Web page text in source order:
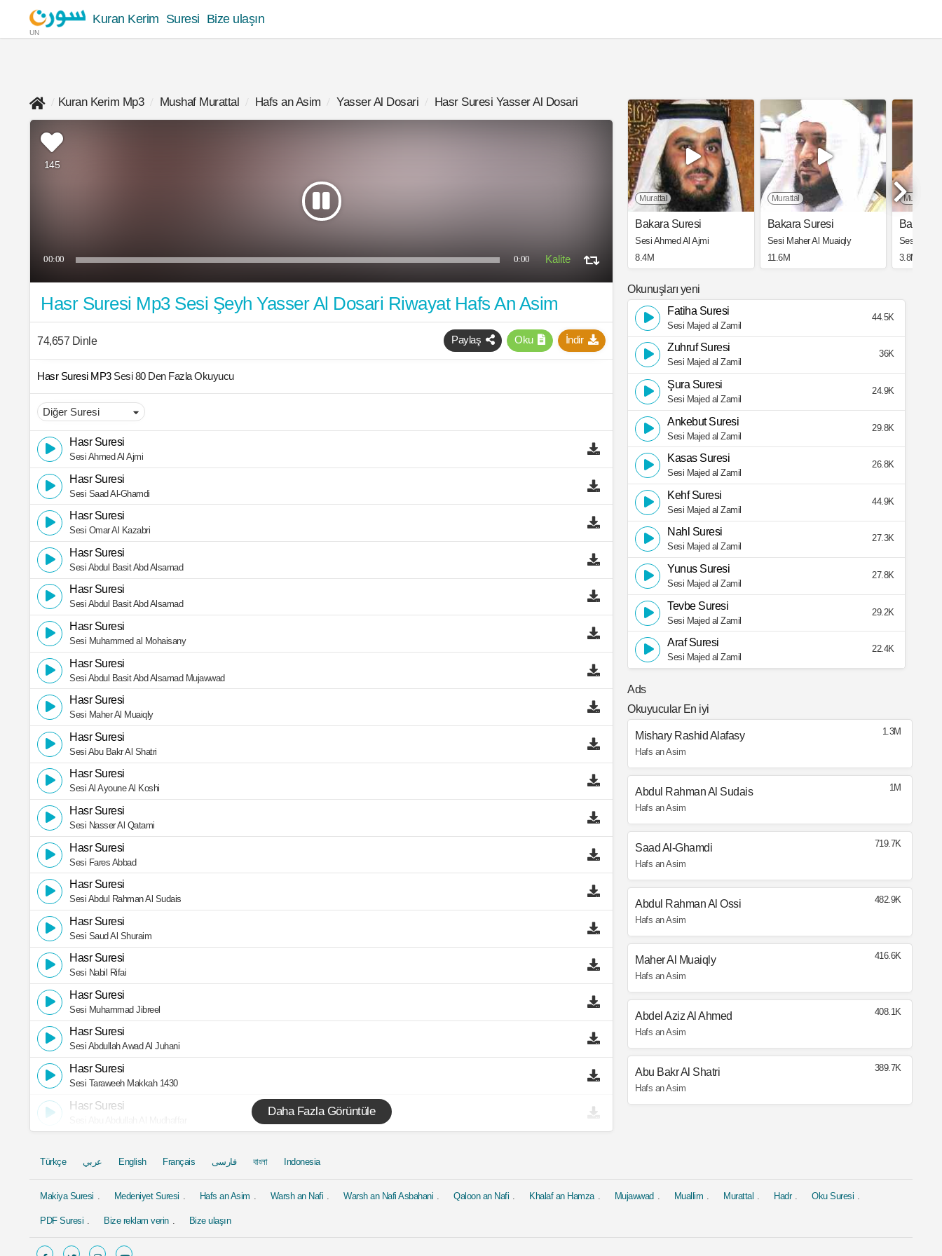
UN
Kuran Kerim Suresi Bize ulaşın
Kuran Kerim Mp3 Mushaf Murattal Hafs an Asim Yasser Al Dosari Hasr Suresi Yasser Al Dosari
145
00:00 0:00
Hasr Suresi Mp3 Sesi Şeyh Yasser Al Dosari Riwayat Hafs An Asim
74,657 Dinle İndir
Oku
Paylaş
Hasr Suresi MP3 Sesi 80 Den Fazla Okuyucu
Hasr Suresi
Sesi Ahmed Al Ajmi
Hasr Suresi
Sesi Saad Al-Ghamdi
Hasr Suresi
Sesi Omar Al Kazabri
Hasr Suresi
Sesi Abdul Basit Abd Alsamad
Hasr Suresi
Sesi Abdul Basit Abd Alsamad
Hasr Suresi
Sesi Muhammed al Mohaisany
Hasr Suresi
Sesi Abdul Basit Abd Alsamad Mujawwad
Hasr Suresi
Sesi Maher Al Muaiqly
Hasr Suresi
Sesi Abu Bakr Al Shatri
Hasr Suresi
Sesi Al Ayoune Al Koshi
Hasr Suresi
Sesi Nasser Al Qatami
Hasr Suresi
Sesi Fares Abbad
Hasr Suresi
Sesi Abdul Rahman Al Sudais
Hasr Suresi
Sesi Saud Al Shuraim
Hasr Suresi
Sesi Nabil Rifai
Hasr Suresi
Sesi Muhammad Jibreel
Hasr Suresi
Sesi Abdullah Awad Al Juhani
Hasr Suresi
Sesi Taraweeh Makkah 1430
Hasr Suresi Daha Fazla Görüntüle
Murattal
Bakara Suresi
Sesi Ahmed Al Ajmi
8.4M
Murattal
Bakara Suresi
Sesi Maher Al Muaiqly
11.6M
Murattal
Bakara
Sesi Saad
3.8M
Okunuşları yeni
Fatiha Suresi
Sesi Majed al Zamil
44.5K
Zuhruf Suresi
Sesi Majed al Zamil
36K
Şura Suresi
Sesi Majed al Zamil
24.9K
Ankebut Suresi
Sesi Majed al Zamil
29.8K
Kasas Suresi
Sesi Majed al Zamil
26.8K
Kehf Suresi
Sesi Majed al Zamil
44.9K
Nahl Suresi
Sesi Majed al Zamil
27.3K
Yunus Suresi
Sesi Majed al Zamil
27.8K
Tevbe Suresi
Sesi Majed al Zamil
29.2K
Araf Suresi
Sesi Majed al Zamil
22.4K
Ads
Okuyucular En iyi
Mishary Rashid Alafasy
Hafs an Asim
1.3M
Abdul Rahman Al Sudais
Hafs an Asim
1M
Saad Al-Ghamdi
Hafs an Asim
719.7K
Abdul Rahman Al Ossi
Hafs an Asim
482.9K
Maher Al Muaiqly
Hafs an Asim
416.6K
Abdel Aziz Al Ahmed
Hafs an Asim
408.1K
Abu Bakr Al Shatri
Hafs an Asim
389.7K
Türkçe عربي English Français فارسی বাংলা Indonesia
Makiya Suresi Medeniyet Suresi Hafs an Asim Warsh an Nafi Warsh an Nafi Asbahani Qaloon an Nafi Khalaf an Hamza Mujawwad Muallim Murattal Hadr Oku Suresi
PDF Suresi Bize reklam verin Bize ulaşın